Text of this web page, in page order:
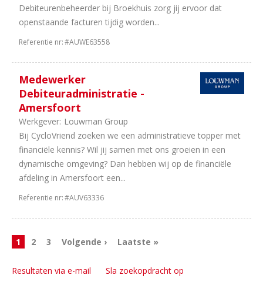
Debiteurenbeheerder bij Broekhuis zorg jij ervoor dat
openstaande facturen tijdig worden...
Referentie nr:#AUWE63558
Medewerker
Debiteuradministratie -
Amersfoort
Werkgever: Louwman Group
Bij CycloVriend zoeken we een administratieve topper met
financiële kennis? Wil jij samen met ons groeien in een
dynamische omgeving? Dan hebben wij op de financiële
afdeling in Amersfoort een...
Referentie nr:#AUV63336
1 2 3 Volgende › Laatste »
Resultaten via e-mail Sla zoekopdracht op